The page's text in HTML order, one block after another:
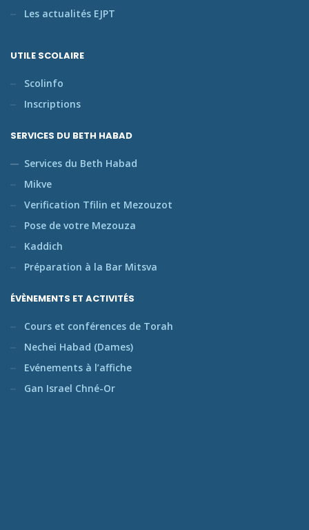
Les actualités EJPT
UTILE SCOLAIRE
Scolinfo
Inscriptions
SERVICES DU BETH HABAD
Services du Beth Habad
Mikve
Verification Tfilin et Mezouzot
Pose de votre Mezouza
Kaddich
Préparation à la Bar Mitsva
ÉVÈNEMENTS ET ACTIVITÉS
Cours et conférences de Torah
Nechei Habad (Dames)
Evénements à l’affiche
Gan Israel Chné-Or